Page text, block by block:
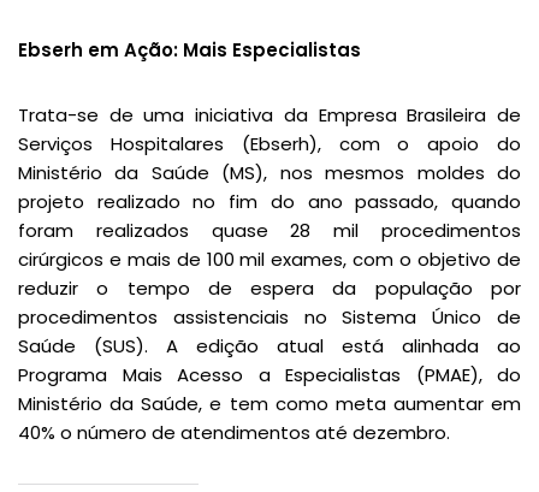
Ebserh em Ação: Mais Especialistas
Trata-se de uma iniciativa da Empresa Brasileira de
Serviços Hospitalares (Ebserh), com o apoio do
Ministério da Saúde (MS), nos mesmos moldes do
projeto realizado no fim do ano passado, quando
foram realizados quase 28 mil procedimentos
cirúrgicos e mais de 100 mil exames, com o objetivo de
reduzir o tempo de espera da população por
procedimentos assistenciais no Sistema Único de
Saúde (SUS). A edição atual está alinhada ao
Programa Mais Acesso a Especialistas (PMAE), do
Ministério da Saúde, e tem como meta aumentar em
40% o número de atendimentos até dezembro.